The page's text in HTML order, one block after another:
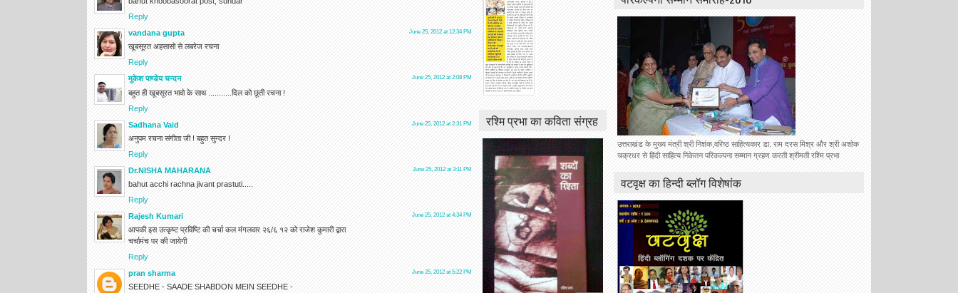
Reply
vandana gupta
June 25, 2012 at 12:34 PM
खूबसूरत अहसासो से लबरेज रचना
Reply
मुकेश पाण्डेय चन्दन
June 25, 2012 at 2:08 PM
बहुत ही खूबसूरत भावो के साथ ...........दिल को छूती रचना !
Reply
Sadhana Vaid
June 25, 2012 at 2:31 PM
अनुपम रचना संगीता जी ! बहुत सुन्दर !
Reply
Dr.NISHA MAHARANA
June 25, 2012 at 3:11 PM
bahut acchi rachna jivant prastuti.....
Reply
Rajesh Kumari
June 25, 2012 at 4:34 PM
आपकी इस उत्कृष्ट प्रविष्टि की चर्चा कल मंगलवार २६/६ १२ को राजेश कुमारी द्वारा
चर्चामंच पर की जायेगी
Reply
pran sharma
June 25, 2012 at 5:22 PM
SEEDHE - SAADE SHABDON MEIN SEEDHE -
उत्तराखंड के मुख्य मंत्री श्री निशंक,वरिष्ठ साहित्यकार डा. राम दरस मिश्र और श्री अशोक
चक्रधर से हिंदी साहित्य निकेतन परिकल्पना सम्मान ग्रहण करती श्रीमती रश्मि प्रभा
वटवृक्ष का हिन्दी ब्लॉग विशेषांक
रश्मि प्रभा का कविता संग्रह